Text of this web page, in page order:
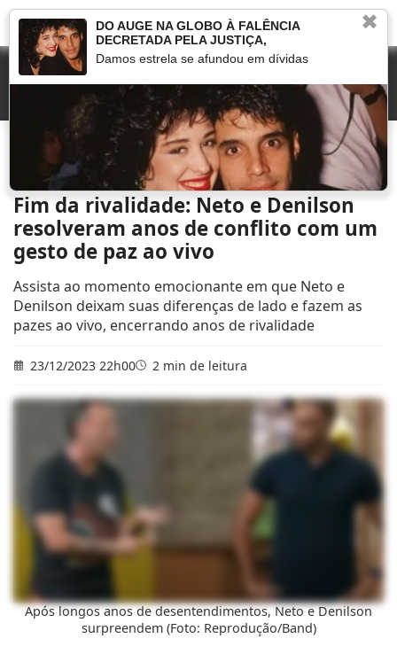
»
Fim da rivalidade: Neto e Denilson resolveram anos de conflito
com um gesto de paz ao vivo
Fim da rivalidade: Neto e Denilson
resolveram anos de conflito com um
gesto de paz ao vivo
Assista ao momento emocionante em que Neto e
Denilson deixam suas diferenças de lado e fazem as
pazes ao vivo, encerrando anos de rivalidade
23/12/2023 22h00 2 min de leitura
Após longos anos de desentendimentos, Neto e Denilson
surpreendem (Foto: Reprodução/Band)
✖
DO AUGE NA GLOBO À FALÊNCIA
DECRETADA PELA JUSTIÇA,
Damos estrela se afundou em dívidas